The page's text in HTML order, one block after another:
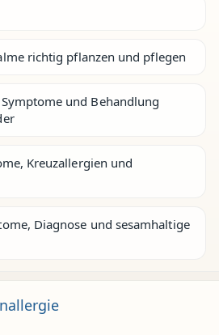
richtig pflanzen und pflegen
und Behandlung
Kreuzallergien und
Diagnose und sesamhaltige